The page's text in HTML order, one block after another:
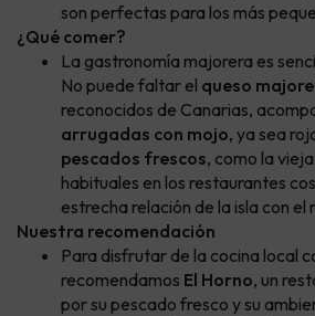
son perfectas para los más
¿Qué comer?
La gastronomía majorera es
No puede faltar el queso
reconocidos de Canarias,
arrugadas con mojo, ya sea
pescados frescos, como la
habituales en los restaurantes
estrecha relación de la isla con el
Nuestra recomendación
Para disfrutar de la cocina local
recomendamos El Horno, un
por su pescado fresco y su